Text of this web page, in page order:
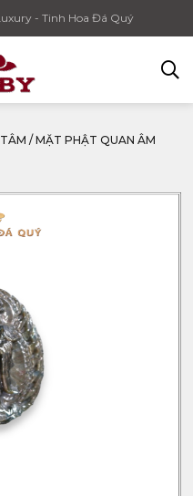
- Tinh Hoa Đá Quý
/ MẶT PHẬT QUAN ÂM